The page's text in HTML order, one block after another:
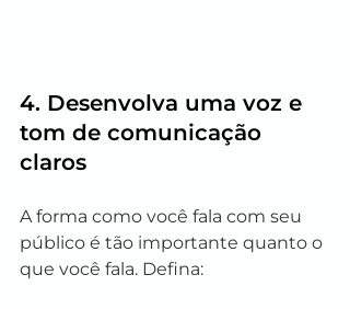
4. Desenvolva uma voz e
tom de comunicação
claros
A forma como você fala com seu
público é tão importante quanto o
que você fala. Defina: